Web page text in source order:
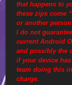
that happens to
these zips come
or another
I do not
current Android
and possibly the
if your device
team doing this
charge.